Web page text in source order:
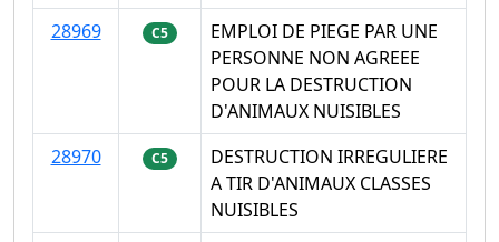
28969
C5
EMPLOI DE PIEGE PAR UNE
PERSONNE NON AGREEE
POUR LA DESTRUCTION
D'ANIMAUX NUISIBLES
28970
C5
DESTRUCTION IRREGULIERE
A TIR D'ANIMAUX CLASSES
NUISIBLES